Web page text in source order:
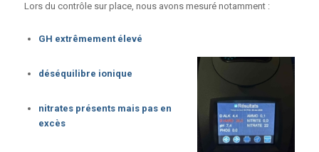
Lors du contrôle sur place, nous avons mesuré notamment :
GH extrêmement élevé
déséquilibre ionique
nitrates présents mais pas en
excès